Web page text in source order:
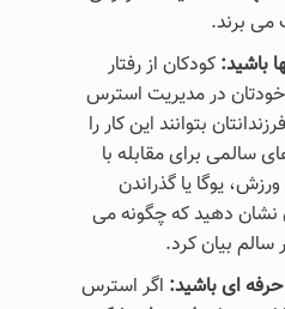
می برند.
باشید:کودکان از رفتار
خودتان در مدیریت استرس
بتوانند این کار را
سالمی برای مقابله با
یوگا یا گذراندن
نشان دهید که چگونه می
بیان کرد.
ای باشید: اگر استرس